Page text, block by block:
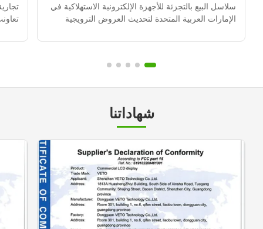
سلاسل البيع بالتجزئة للأجهزة الإلكترونية الاستهلاكية في
الإمارات العربية المتحدة لتحديث العروض الترويجية
نشر أكثر من 320 وحدة إشارة رقمية مثبتة على الجدار
شهاداتنا